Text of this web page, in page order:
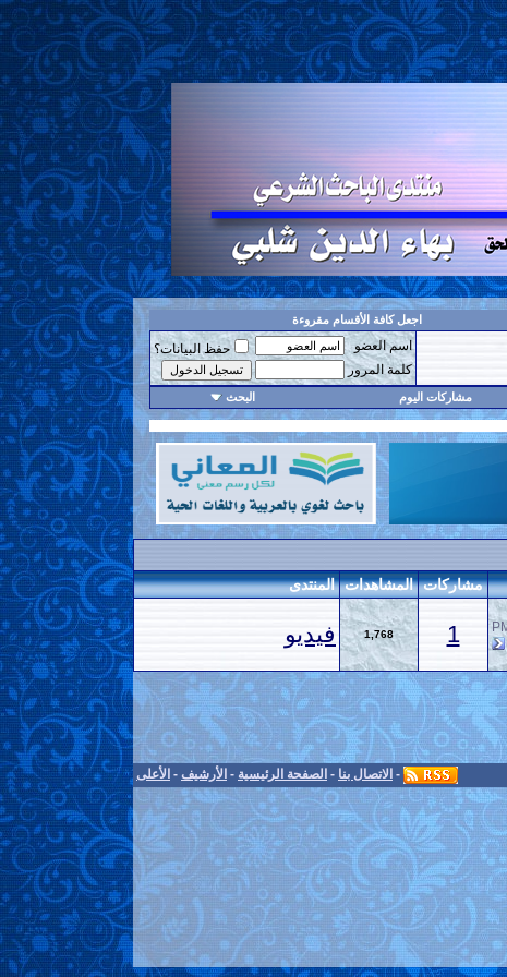
اجعل كافة الأقسام مقروءة
اسم العضو
حفظ البيانات؟
كلمة المرور
مشاركات اليوم البحث
مشاركات المشاهدات المنتدى
1
1,768 فيديو
- الاتصال بنا - الصفحة الرئيسية - الأرشيف - الأعلى